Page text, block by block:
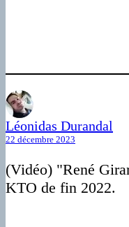
Léonidas Durandal
22 décembre 2023
(Vidéo) "René
KTO de fin 2022.